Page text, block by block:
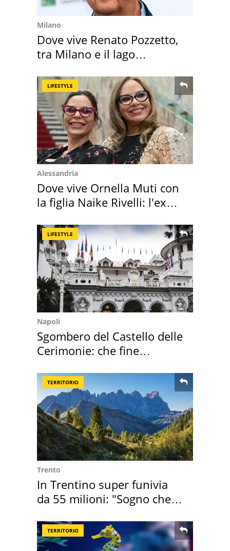
Milano
Dove vive Renato Pozzetto,
tra Milano e il lago
LIFESTYLE
Alessandria
Dove vive Ornella Muti con
la figlia Naike Rivelli: l'ex
LIFESTYLE
Napoli
Sgombero del Castello delle
Cerimonie: che fine
TERRITORIO
Trento
In Trentino super funivia
da 55 milioni: "Sogno che si
TERRITORIO